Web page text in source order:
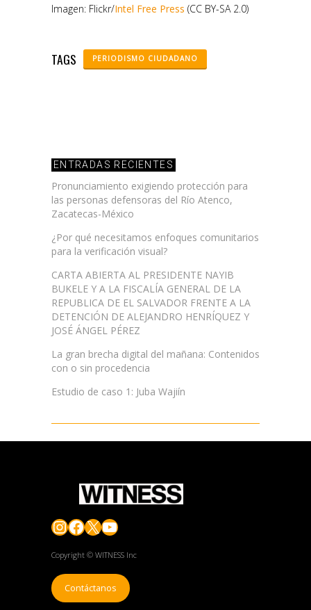
Imagen: Flickr/Intel Free Press (CC BY-SA 2.0)
TAGS PERIODISMO CIUDADANO
ENTRADAS RECIENTES
Pronunciamiento exigiendo protección para
las personas defensoras del Río Atenco,
Zacatecas-México
¿Por qué necesitamos enfoques comunitarios
para la verificación visual?
CARTA ABIERTA AL PRESIDENTE NAYIB
BUKELE Y A LA FISCALÍA GENERAL DE LA
REPUBLICA DE EL SALVADOR FRENTE A LA
DETENCIÓN DE ALEJANDRO HENRÍQUEZ Y
JOSÉ ÁNGEL PÉREZ
La gran brecha digital del mañana: Contenidos
con o sin procedencia
Estudio de caso 1: Juba Wajiín
Instagram
Facebook
X YouTube
Copyright © WITNESS Inc
Contáctanos